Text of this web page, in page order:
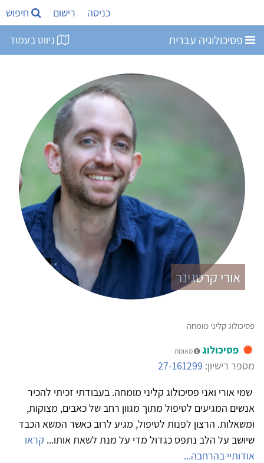
כניסה רישום חיפוש
פסיכולוגיה עברית ניווט בעמוד
אורי קרטגינר
פסיכולוג קליני מומחה
פסיכולוג מאומת
מספר רישיון: 27-161299
שמי אורי ואני פסיכולוג קליני מומחה. בעבודתי זכיתי להכיר
אנשים המגיעים לטיפול מתוך מגוון רחב של כאבים, מצוקות,
ומשאלות. הרצון לפנות לטיפול, מגיע לרוב כאשר המשא הכבד
שיושב על הלב נתפס כגדול מדי על מנת לשאת אותו... קראו
אודותיי בהרחבה...